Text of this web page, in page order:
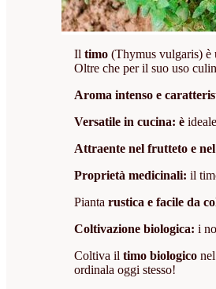
Iltimo (Thymus vulgaris) è
Oltre che per il suo uso
Aroma intenso e
Versatile in cucina: è
Attraente nel frutteto e
Proprietà medicinali: il
Piantarustica e facile da
Coltivazione biologica: i
Coltiva iltimo biologico
ordinala oggi stesso!